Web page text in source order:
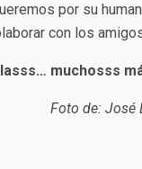
por su
con los
muchosss
Foto de: José